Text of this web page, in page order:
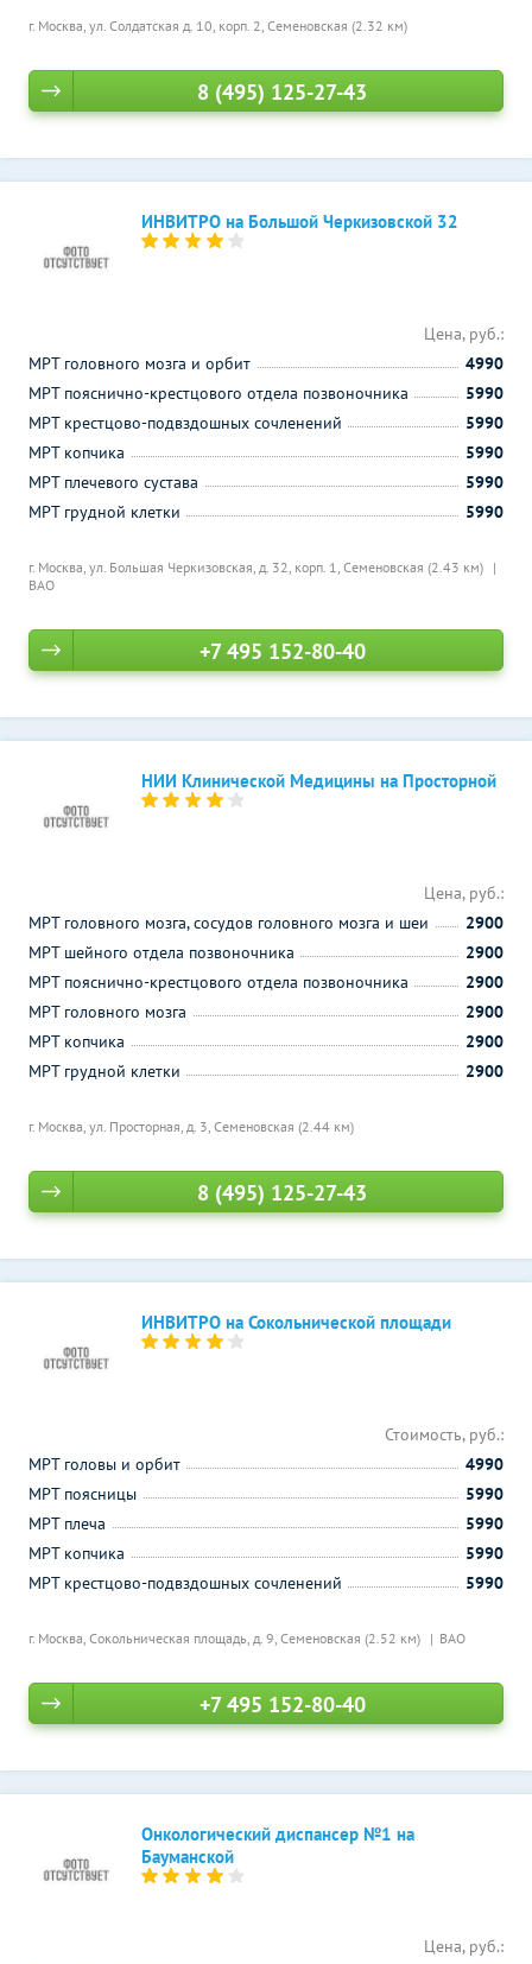
г. Москва, ул. Солдатская д. 10, корп. 2, Семеновская (2.32 км)
8 (495) 125-27-43
ИНВИТРО на Большой Черкизовской 32
г. Москва, ул. Большая Черкизовская, д. 32, корп. 1, Семеновская (2.43 км)
ВАО
Цена, руб.:
МРТ головного мозга и орбит
4990
МРТ пояснично-крестцового отдела позвоночника
5990
МРТ крестцово-подвздошных сочленений
5990
МРТ копчика
5990
МРТ плечевого сустава
5990
МРТ грудной клетки
5990
+7 495 152-80-40
НИИ Клинической Медицины на Просторной
г. Москва, ул. Просторная, д. 3, Семеновская (2.44 км)
Цена, руб.:
МРТ головного мозга, сосудов головного мозга и шеи
2900
МРТ шейного отдела позвоночника
2900
МРТ пояснично-крестцового отдела позвоночника
2900
МРТ головного мозга
2900
МРТ копчика
2900
МРТ грудной клетки
2900
8 (495) 125-27-43
ИНВИТРО на Сокольнической площади
г. Москва, Сокольническая площадь, д. 9, Семеновская (2.52 км) ВАО
Стоимость, руб.:
МРТ головы и орбит
4990
МРТ поясницы
5990
МРТ плеча
5990
МРТ копчика
5990
МРТ крестцово-подвздошных сочленений
5990
+7 495 152-80-40
Онкологический диспансер №1 на
Бауманской
Цена, руб.: